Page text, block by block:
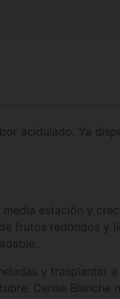
acidulado. Ya
estación y
frutos redondos y
y trasplantar
Cerise Blanche